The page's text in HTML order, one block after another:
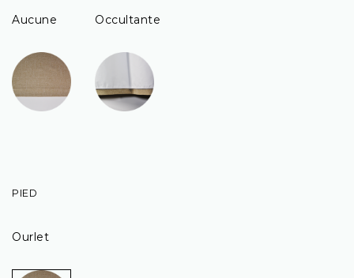
Aucune Occultante
PIED
Ourlet